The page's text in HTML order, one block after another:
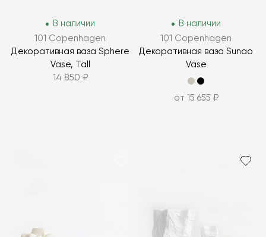
В наличии
101 Copenhagen
Декоративная ваза Sphere
Vase, Tall
14 850 ₽
В наличии
101 Copenhagen
Декоративная ваза Sunao
Vase
от 15 655 ₽